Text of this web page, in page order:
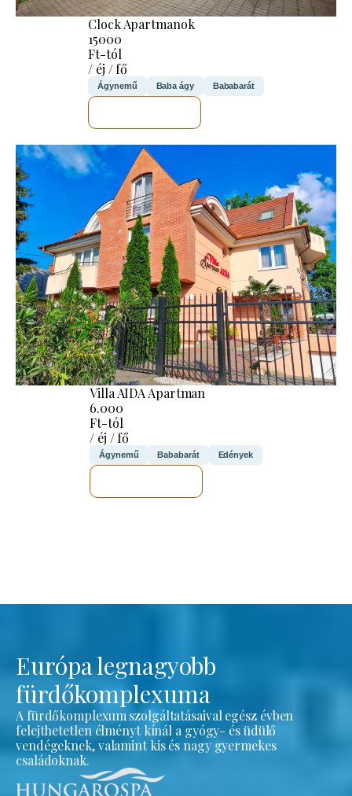
Clock Apartmanok
15000
Ft-tól
/ éj / fő
Ágynemű Baba ágy Bababarát
Villa AIDA Apartman
6.000
Ft-tól
/ éj / fő
Ágynemű Bababarát Edények
Európa legnagyobb
fürdőkomplexuma
A fürdőkomplexum szolgáltatásaival egész évben
felejthetetlen élményt kínál a gyógy- és üdülő
vendégeknek, valamint kis és nagy gyermekes
családoknak.